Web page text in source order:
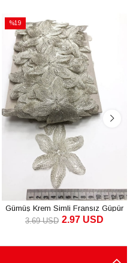
%19
İndirim
%19İndirim
Gümüş Krem Simli Fransız Güpür
Dantel
2.97 USD
3.69 USD